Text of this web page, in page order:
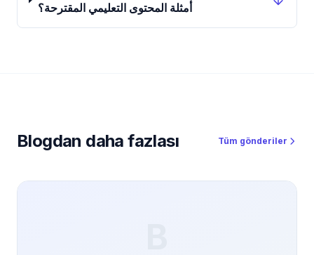
أمثلة المحتوى التعليمي المقترحة؟
Blogdan daha fazlası Tüm gönderiler